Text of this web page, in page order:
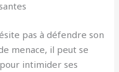
pas à défendre son
menace, il peut se
intimider ses